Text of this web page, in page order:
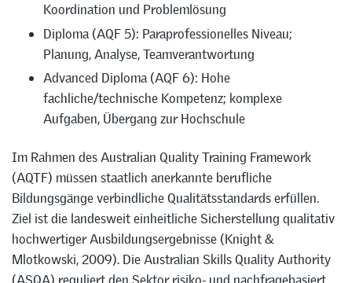
Koordination und Problemlösung
Diploma (AQF 5): Paraprofessionelles Niveau;
Planung, Analyse, Teamverantwortung
Advanced Diploma (AQF 6): Hohe
fachliche/technische Kompetenz; komplexe
Aufgaben, Übergang zur Hochschule
Im Rahmen des Australian Quality Training Framework
(AQTF) müssen staatlich anerkannte berufliche
Bildungsgänge verbindliche Qualitätsstandards erfüllen.
Ziel ist die landesweit einheitliche Sicherstellung qualitativ
hochwertiger Ausbildungsergebnisse (Knight &
Mlotkowski, 2009). Die Australian Skills Quality Authority